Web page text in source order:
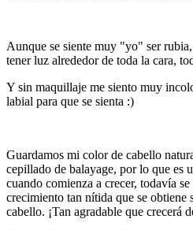
Aunque se siente muy "yo" ser
tener luz alrededor de toda la cara,
Y sin maquillaje me siento muy
labial para que se sienta :)
Guardamos mi color de cabello
cepillado de balayage, por lo que es
cuando comienza a crecer, todavía
crecimiento tan nítida que se obtiene
cabello. ¡Tan agradable que crecerá